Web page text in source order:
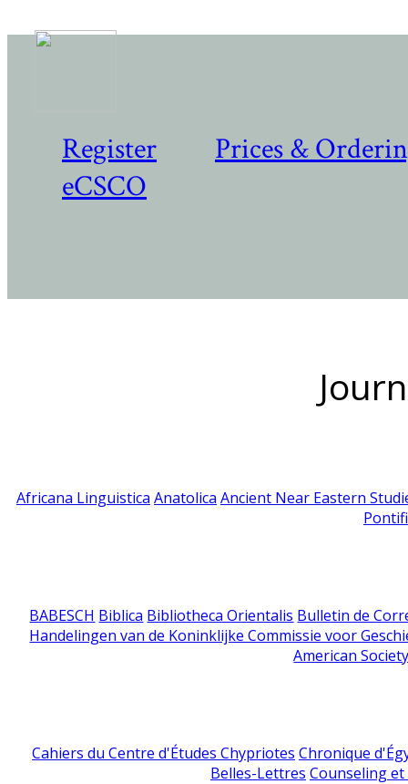
Register
Prices &
eCSCO
Africana Linguistica Anatolica Ancient Near Eastern
BABESCH Biblica Bibliotheca Orientalis Bulletin de
Handelingen van de Koninklijke Commissie voor
American
Cahiers du Centre d'Études Chypriotes Chronique
Belles-Lettres Counseling